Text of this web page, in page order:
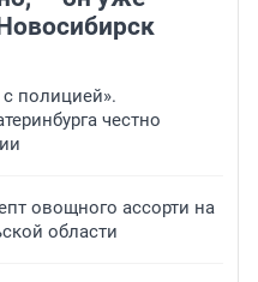
полицией».
честно
овощного ассорти на
области